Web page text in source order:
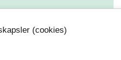
og myke trafikanter
(cookies)